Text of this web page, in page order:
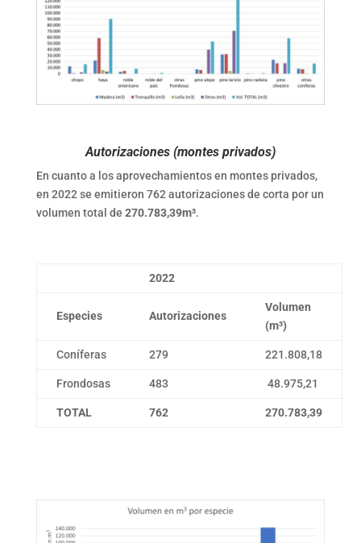
Autorizaciones (montes privados)
En cuanto a los aprovechamientos en montes privados,
en 2022 se emitieron 762 autorizaciones de corta por un
volumen total de 270.783,39m³.
2022
Especies Autorizaciones
Volumen
(m³)
Coníferas 279 221.808,18
Frondosas 483 48.975,21
TOTAL 762 270.783,39